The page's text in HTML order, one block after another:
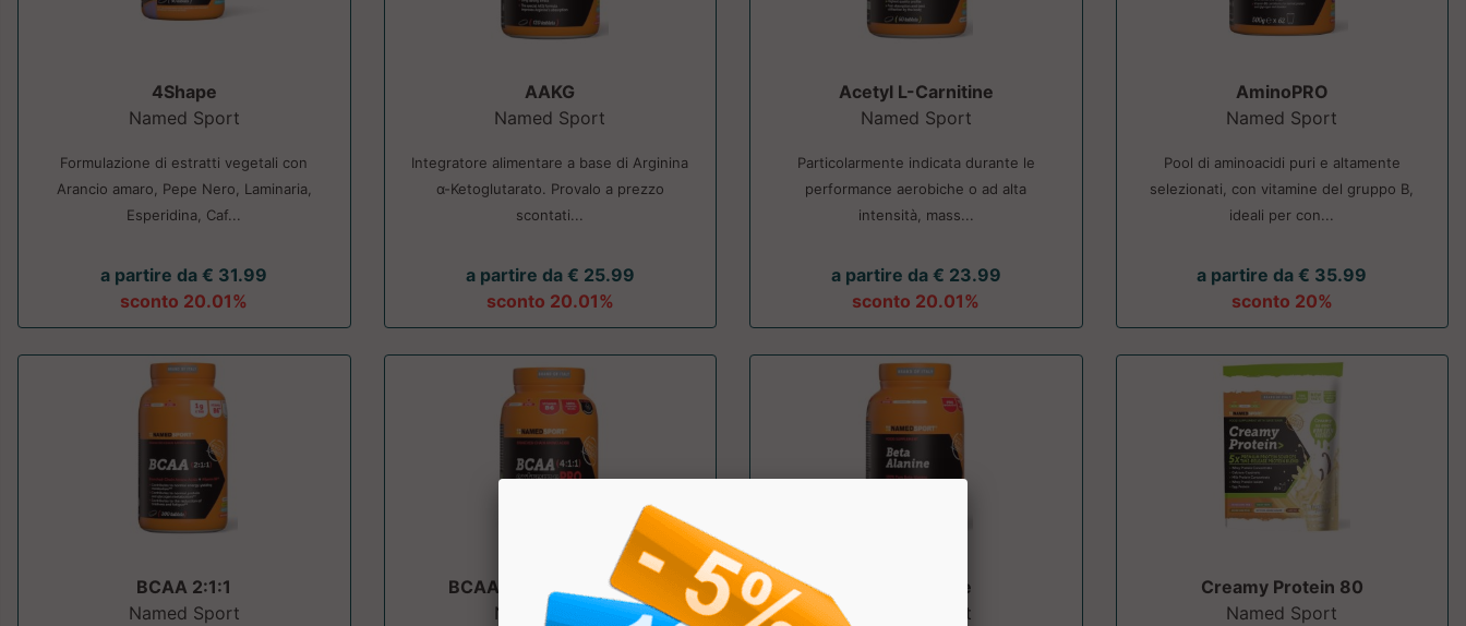
4Shape
Named Sport
Formulazione di estratti vegetali con
Arancio amaro, Pepe Nero, Laminaria,
Esperidina, Caf...
a partire da € 31.99
sconto 20.01%
AAKG
Named Sport
Integratore alimentare a base di Arginina
α-Ketoglutarato. Provalo a prezzo
scontati...
a partire da € 25.99
sconto 20.01%
Acetyl L-Carnitine
Named Sport
Particolarmente indicata durante le
performance aerobiche o ad alta
intensità, mass...
a partire da € 23.99
sconto 20.01%
AminoPRO
Named Sport
Pool di aminoacidi puri e altamente
selezionati, con vitamine del gruppo B,
ideali per con...
a partire da € 35.99
sconto 20%
BCAA 2:1:1
Named Sport
BCAA 4:1:1 ExtremePro
Named Sport
Beta-Alanine
Named Sport
Creamy Protein 80
Named Sport